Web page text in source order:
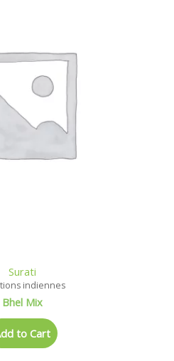
Surati
indiennes
Bhel Mix
to Cart